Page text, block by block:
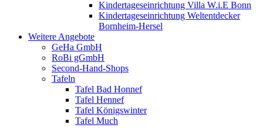
Kindertageseinrichtung Villa W.i.E Bonn
Kindertageseinrichtung Weltentdecker
Bornheim-Hersel
Weitere Angebote
GeHa GmbH
RoBi gGmbH
Second-Hand-Shops
Tafeln
Tafel Bad Honnef
Tafel Hennef
Tafel Königswinter
Tafel Much